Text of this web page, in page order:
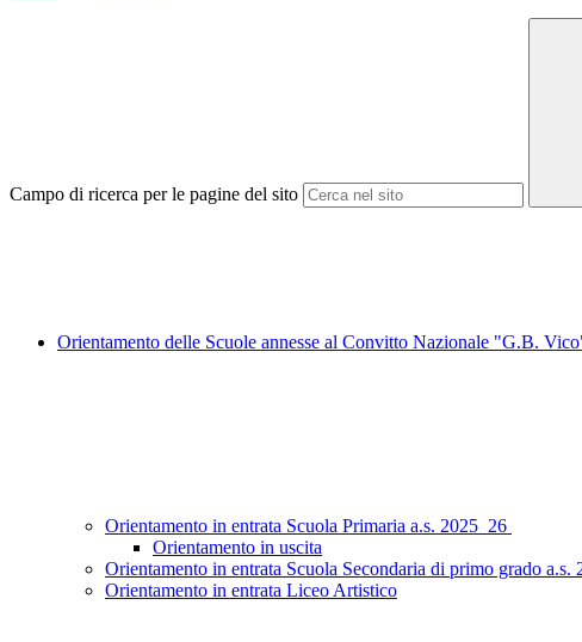
Campo di ricerca per le pagine del sito
Orientamento delle Scuole annesse al Convitto Nazionale "G.B.
Orientamento in entrata Scuola Primaria a.s. 2025_26
Orientamento in uscita
Orientamento in entrata Scuola Secondaria di primo grado a.s.
Orientamento in entrata Liceo Artistico